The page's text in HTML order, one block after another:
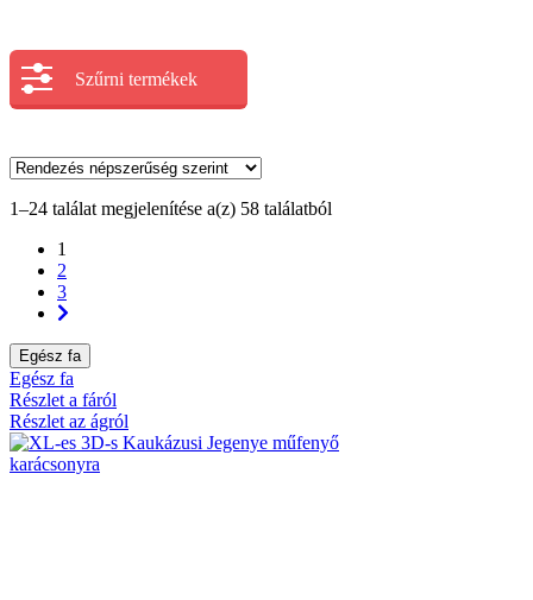
Szűrni termékek
1–24 találat megjelenítése a(z) 58 találatból
1
2
3
Egész fa
Egész fa
Részlet a fáról
Részlet az ágról